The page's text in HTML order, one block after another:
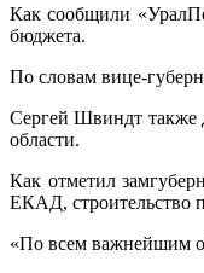
Как сообщили
бюджета.
По словам вице-
Сергей Швиндт также
области.
Как отметил
ЕКАД, строительство
«По всем важнейшим